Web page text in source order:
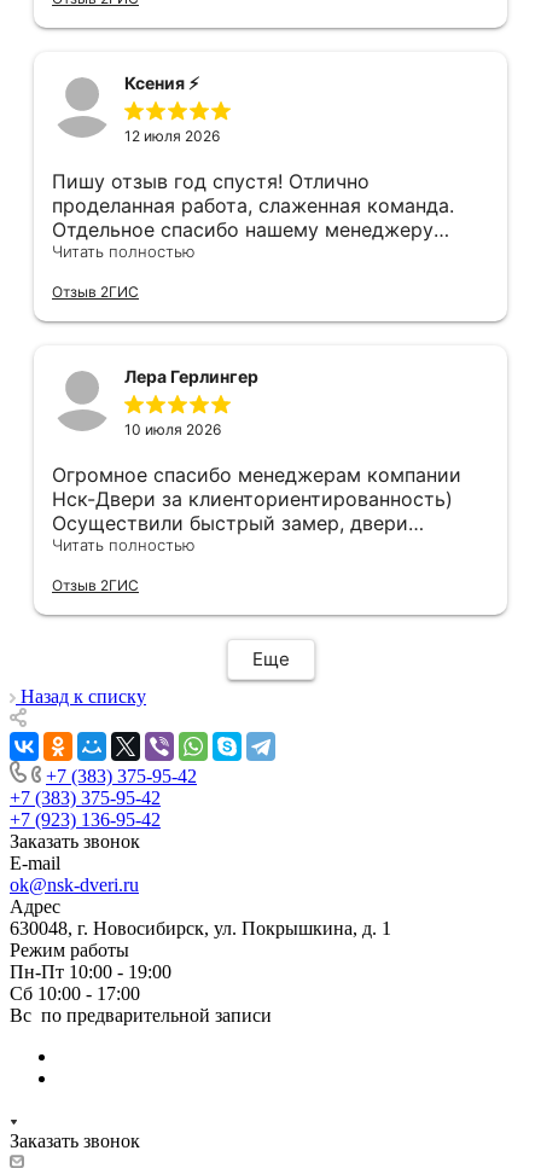
пол в квартире (явно положили не
остановившуюся диском вниз) и само
где-то краску подъездную обтёрли... К
качеству двери тоже претензии - порог
нержавеющий, обклеен плёнкой, которую
порога наклеен на эту плёнку...
филигранно установили, много видел других
дверей, в которых видны запилы, щели, но
корабле, не к чему придраться. Мы с женой
довольны, спасибо!!!!
Ксения ⚡️
12 июля 2026
Пишу отзыв год спустя! Отлично
проделанная работа, слаженная команда.
Отдельное спасибо нашему менеджеру
Анастасии, помогла сделать выбор, от
профессионально, рекомендую.
Читать полностью
Отзыв 2ГИС
Лера Герлингер
10 июля 2026
Огромное спасибо менеджерам компании
Нск-Двери за клиенториентированность)
Осуществили быстрый замер, двери
оказались в наличии. По доставке
компанию, где я могу указать удобный для
меня интервал времени, а не ждать весь
день🙏 Не могу не отметить качественный
монтаж дверей, спасибо мастеру Антону за
его труд!!!
Читать полностью
Отзыв 2ГИС
Еще
Назад к списку
+7 (383) 375-95-42
+7 (383) 375-95-42
+7 (923) 136-95-42
Заказать звонок
E-mail
ok@nsk-dveri.ru
Адрес
630048, г. Новосибирск, ул. Покрышкина, д. 1
Режим работы
Пн-Пт 10:00 - 19:00
Сб 10:00 - 17:00
Вс по предварительной записи
Заказать звонок